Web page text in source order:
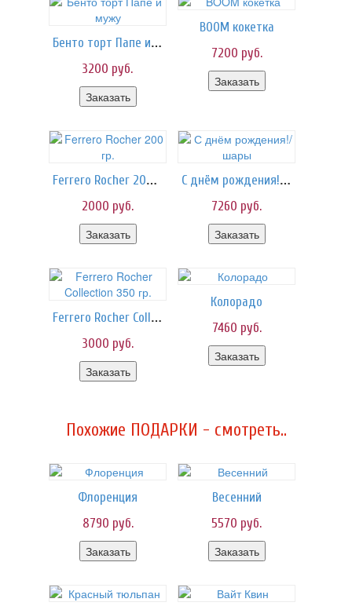
Бенто торт Папе и мужу
3200 руб.
Заказать
BOOM кокетка
7200 руб.
Заказать
Ferrero Rocher 200 гр.
2000 руб.
Заказать
С днём рождения!/шары
7260 руб.
Заказать
Ferrero Rocher Collection 350 гр.
3000 руб.
Заказать
Колорадо
7460 руб.
Заказать
Похожие ПОДАРКИ - смотреть..
Флоренция
8790 руб.
Заказать
Весенний
5570 руб.
Заказать